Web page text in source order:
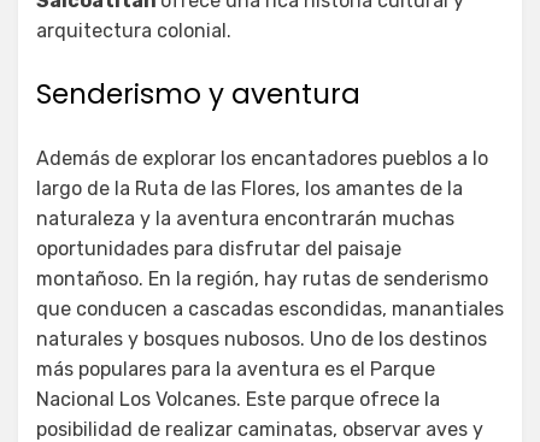
arquitectura colonial.
Senderismo y aventura
Además de explorar los encantadores pueblos a lo
largo de la Ruta de las Flores, los amantes de la
naturaleza y la aventura encontrarán muchas
oportunidades para disfrutar del paisaje
montañoso. En la región, hay rutas de senderismo
que conducen a cascadas escondidas, manantiales
naturales y bosques nubosos. Uno de los destinos
más populares para la aventura es el Parque
Nacional Los Volcanes. Este parque ofrece la
posibilidad de realizar caminatas, observar aves y